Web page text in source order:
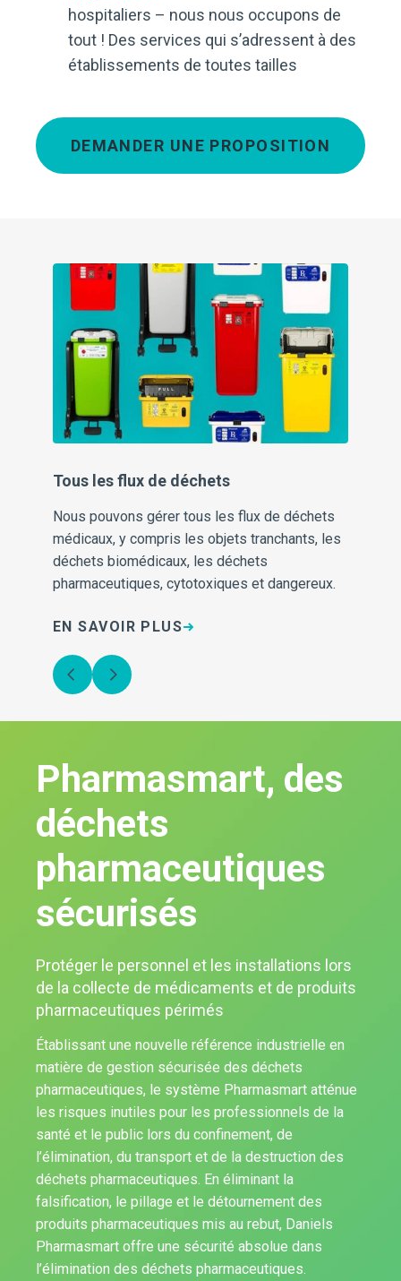
hospitaliers – nous nous occupons de
tout ! Des services qui s’adressent à des
établissements de toutes tailles
DEMANDER UNE PROPOSITION
Tous les flux de déchets
Nous pouvons gérer tous les flux de déchets
médicaux, y compris les objets tranchants, les
déchets biomédicaux, les déchets
pharmaceutiques, cytotoxiques et dangereux.
EN SAVOIR PLUS
Pharmasmart, des
déchets
pharmaceutiques
sécurisés
Protéger le personnel et les installations lors
de la collecte de médicaments et de produits
pharmaceutiques périmés
Établissant une nouvelle référence industrielle en
matière de gestion sécurisée des déchets
pharmaceutiques, le système Pharmasmart atténue
les risques inutiles pour les professionnels de la
santé et le public lors du confinement, de
l’élimination, du transport et de la destruction des
déchets pharmaceutiques. En éliminant la
falsification, le pillage et le détournement des
produits pharmaceutiques mis au rebut, Daniels
Pharmasmart offre une sécurité absolue dans
l’élimination des déchets pharmaceutiques.